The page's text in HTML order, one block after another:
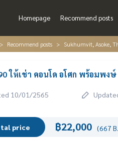
Homepage Recommend posts
Recommend posts Sukhumvit, Asoke,
ให้เช่า คอนโด อโศก พร้อมพง
10/01/2565
price ฿22,000 (667